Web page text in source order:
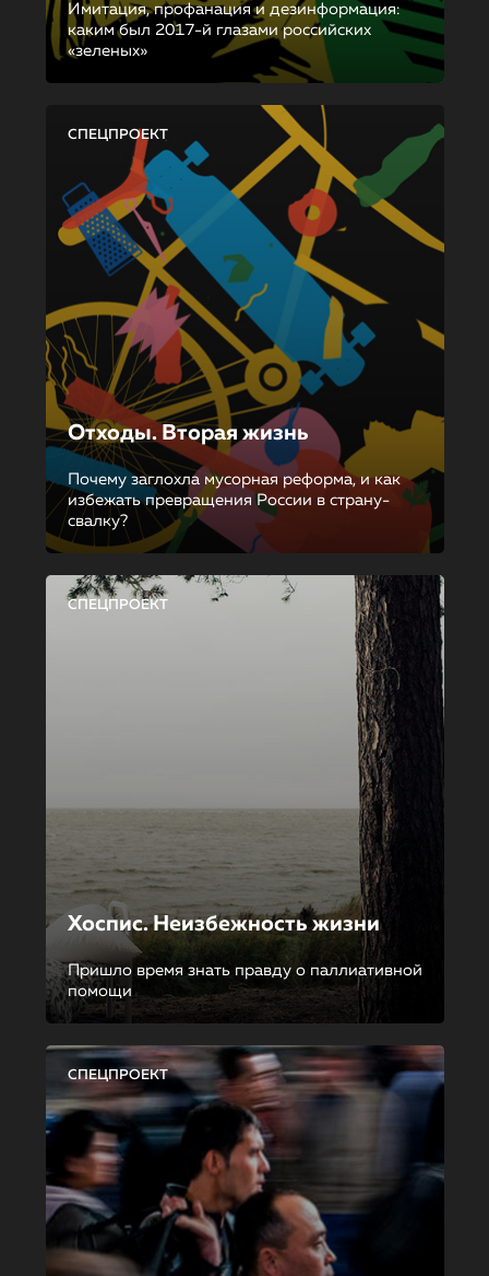
Имитация, профанация и дезинформация:
каким был 2017-й глазами российских
«зеленых»
СПЕЦПРОЕКТ
Отходы. Вторая жизнь
Почему заглохла мусорная реформа, и как
избежать превращения России в страну-
свалку?
СПЕЦПРОЕКТ
Хоспис. Неизбежность жизни
Пришло время знать правду о паллиативной
помощи
СПЕЦПРОЕКТ